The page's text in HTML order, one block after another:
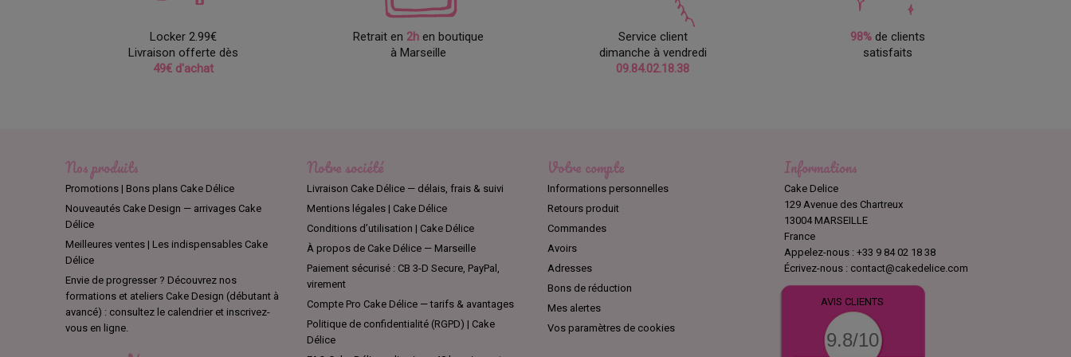
et fera une excellente impression comme pièce d'exposition.
Optez de préférence pour un dummy rond si vous souhaitez le recouvrir de pâte à sucre. De cette façon, la couverture sera uniforme sans les
traces éventuelles des arêtes.
Locker 2.99€
Livraison offerte dès
49€ d'achat
Retrait en 2hen boutique
à Marseille
Service client
dimanche à vendredi
09.84.02.18.38
98% de clients
satisfaits
Nos produits
Promotions | Bons plans Cake Délice
Nouveautés Cake Design — arrivages Cake
Délice
Meilleures ventes | Les indispensables Cake
Délice
Envie de progresser ? Découvrez nos
formations et ateliers Cake Design (débutant à
avancé) : consultez le calendrier et inscrivez-
vous en ligne.
Notre société
Livraison Cake Délice — délais, frais & suivi
Mentions légales | Cake Délice
Conditions d’utilisation | Cake Délice
À propos de Cake Délice — Marseille
Paiement sécurisé : CB 3-D Secure, PayPal,
virement
Compte Pro Cake Délice — tarifs & avantages
Politique de confidentialité (RGPD) | Cake
Délice
Votre compte
Informations personnelles
Retours produit
Commandes
Avoirs
Adresses
Bons de réduction
Mes alertes
Vos paramètres de cookies
Informations
Cake Delice
129 Avenue des Chartreux
13004 MARSEILLE
France
Appelez-nous :+33 9 84 02 18 38
Écrivez-nous : contact@cakedelice.com
AVIS CLIENTS
9.8/10